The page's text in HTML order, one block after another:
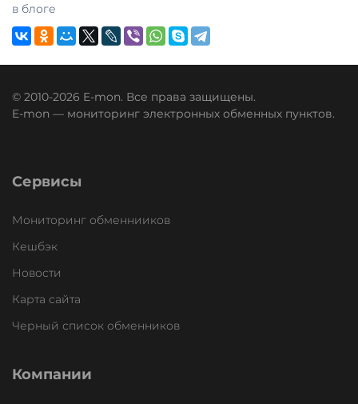
в блоге
© 2010-2026 E-mon. Все права защищены.
E-mon — мониторинг электронных обменных пунктов.
Сервисы
Мониторинг обменнииков
Кешбэк
Новости
Карта сайта
Черный список обменников
Компании